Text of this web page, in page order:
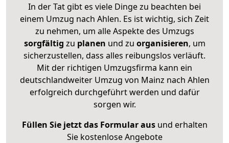
In der Tat gibt es viele Dinge zu beachten bei
einem Umzug nach Ahlen. Es ist wichtig, sich Zeit
zu nehmen, um alle Aspekte des Umzugs
sorgfältig zu planen und zu organisieren, um
sicherzustellen, dass alles reibungslos verläuft.
Mit der richtigen Umzugsfirma kann ein
deutschlandweiter Umzug von Mainz nach Ahlen
erfolgreich durchgeführt werden und dafür
sorgen wir.
Füllen Sie jetzt das Formular ausund erhalten
Sie kostenlose Angebote